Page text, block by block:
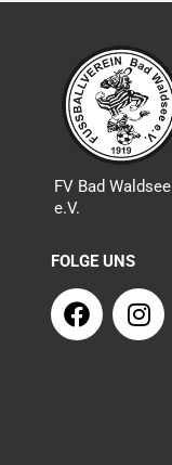
FV Bad Waldsee
e.V.
FOLGE UNS
F
a
I
n